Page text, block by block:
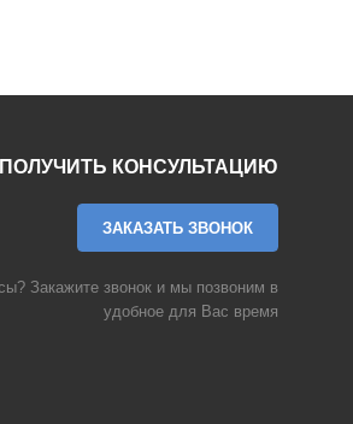
ПОЛУЧИТЬ КОНСУЛЬТАЦИЮ
ЗАКАЗАТЬ ЗВОНОК
Закажите звонок и мы позвоним в
удобное для Вас время